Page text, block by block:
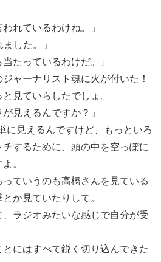
れているわけね。」
した。」
たっているわけだ。」
ャーナリスト魂に火が付いた！
見ていらしたでしょ。
見えるんですか？」
に見えるんですけど、もっといろ
するために、頭の中を空っぽに
。
ていうのも高橋さんを見ている
か見ていたりして。
ラジオみたいな感じで自分が受
にはすべて鋭く切り込んできた